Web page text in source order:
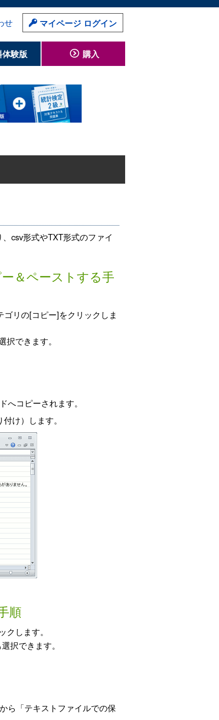
マイページ ログイン
せ
験版 購入
csv形式やTXT形式のファイ
＆ペーストする手
リの[コピー]をクリックしま
できます。
へコピーされます。
け）します。
順
します。
択できます。
ら「テキストファイルでの保